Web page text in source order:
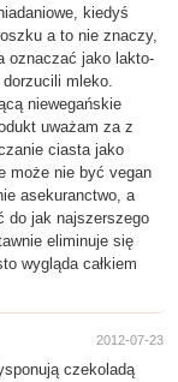
kiedyś
a to nie znaczy,
oznaczać jako lakto-
mleko.
niewegańskie
uważam za z
ciasta jako
może nie być vegan
asekuranctwo, a
do jak najszerszego
eliminuje się
wygląda całkiem
2012-07-23
czekoladą